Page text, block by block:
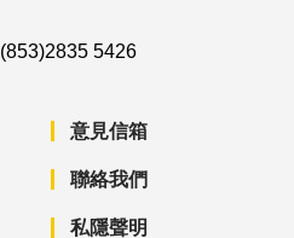
(853)2835 5426
意見信箱
聯絡我們
私隱聲明